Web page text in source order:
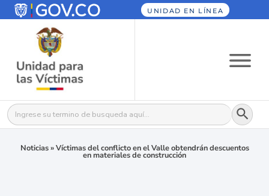
UNIDAD EN LÍNEA
Buscar: Botón
Noticias»Víctimas del conflicto en el Valle obtendrán descuentos
en materiales de construcción